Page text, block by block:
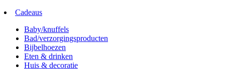
Cadeaus
Baby/knuffels
Bad/verzorgingsproducten
Bijbelhoezen
Eten & drinken
Huis & decoratie